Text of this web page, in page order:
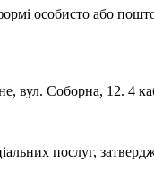
особисто або
вул. Соборна, 12. 4
послуг,